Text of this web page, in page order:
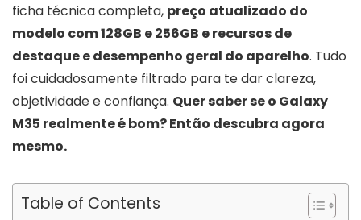
ficha técnica completa, preço atualizado do
modelo com 128GB e 256GB e recursos de
destaque e desempenho geral do aparelho. Tudo
foi cuidadosamente filtrado para te dar clareza,
objetividade e confiança. Quer saber se o Galaxy
M35 realmente é bom? Então descubra agora
mesmo.
Table of Contents